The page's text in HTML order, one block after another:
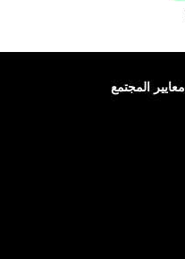
معايير المجتمع